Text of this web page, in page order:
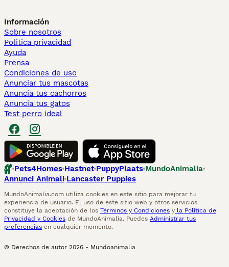
Información
Sobre nosotros
Politica privacidad
Ayuda
Prensa
Condiciones de uso
Anunciar tus mascotas
Anuncia tus cachorros
Anuncia tus gatos
Test perro ideal
Pets4Homes Hastnet PuppyPlaats MundoAnimalia
Annunci Animali Lancaster Puppies
MundoAnimalia.com utiliza cookies en este sitio para mejorar tu
experiencia de usuario. El uso de este sitio web y otros servicios
constituye la aceptación de los Términos y Condiciones y la Política de
Privacidad y Cookies de MundoAnimalia. Puedes Administrar tus
preferencias en cualquier momento.
© Derechos de autor 2026 - Mundoanimalia